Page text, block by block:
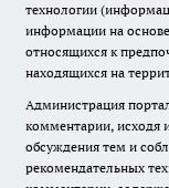
технологии
информации на
относящихся к
находящихся на
Администрация
комментарии, исходя
обсуждения тем и
рекомендательных